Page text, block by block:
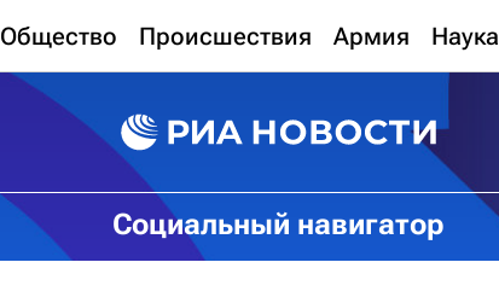
Общество Происшествия Армия Наука
Социальный навигатор